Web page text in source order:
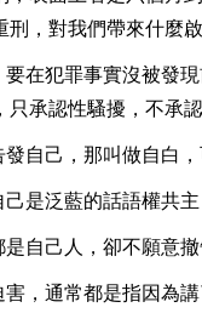
刑，對我們帶來什麼
要在犯罪事實沒被發
只承認性騷擾，不承
發自己，那叫做自白
己是泛藍的話語權共
是自己人，卻不願意
害，通常都是指因為